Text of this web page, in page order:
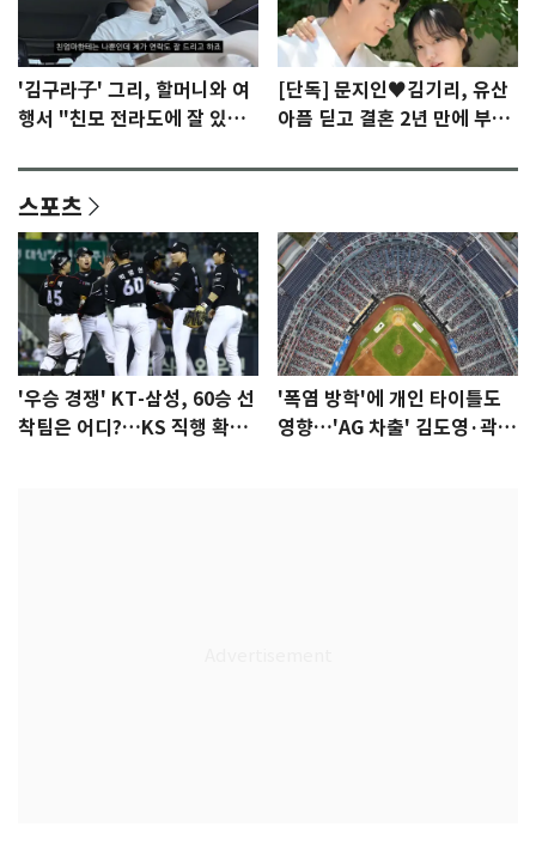
'김구라子' 그리, 할머니와 여
행서 "친모 전라도에 잘 있
[단독] 문지인♥김기리, 유산
아픔 딛고 결혼 2년 만에 부모
스포츠
'우승 경쟁' KT-삼성, 60승 선
착팀은 어디?…KS 직행 확률
'폭염 방학'에 개인 타이틀도
영향…'AG 차출' 김도영·곽빈